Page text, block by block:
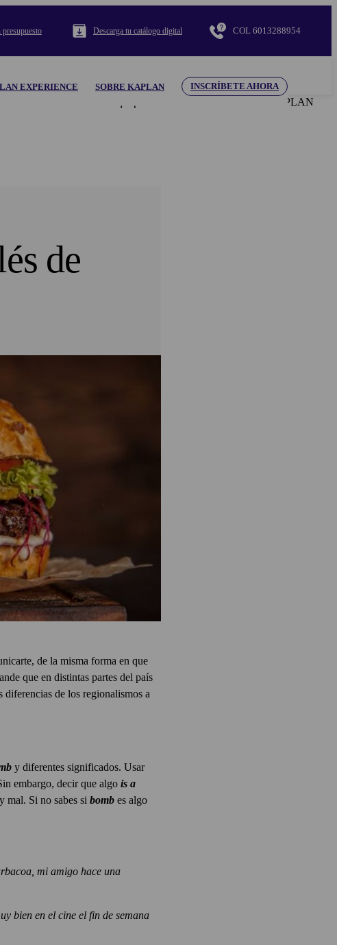
presupuesto Descarga tu catálogo digital COL 6013288954
EXPERIENCE SOBRE KAPLAN INSCRÍBETE AHORA
contenido ni el material aquí presentado. El uso de la marca KAPLAN
de
de la misma forma en que
que en distintas partes del país
diferencias de los regionalismos a
y diferentes significados. Usar
embargo, decir que algo is a
mal. Si no sabes si bomb es algo
mi amigo hace una
bien en el cine el fin de semana